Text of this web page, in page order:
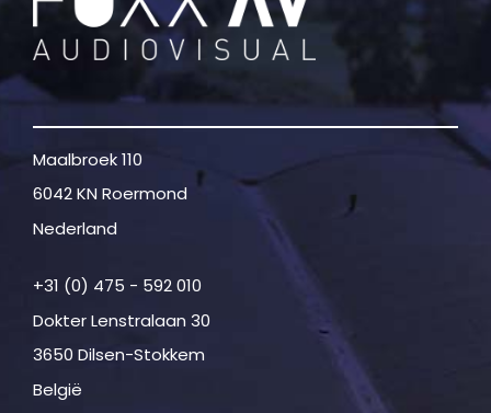
Maalbroek 110
6042 KN Roermond
Nederland
+31 (0) 475 - 592 010
Dokter Lenstralaan 30
3650 Dilsen-Stokkem
België